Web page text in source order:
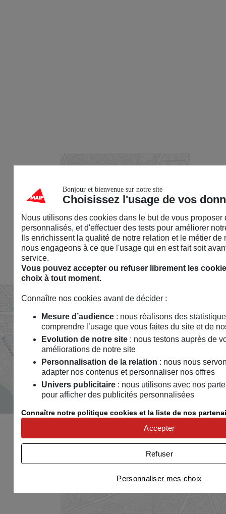
Bonjour et bienvenue sur notre site
Choisissez l'usage de vos
Nous utilisons des cookies dans le but de vous proposer
personnalisés, et d'effectuer des tests pour améliorer
Ils enrichissent la qualité de notre relation et le métier de
nous engageons à ce que l'usage qui en est fait soit
service.
Vous pouvez accepter ou refuser librement les
choix à tout moment.
Connaître nos cookies avant de décider :
Mesure d’audience: nous réalisons des
comprendre l’usage que vous faites du site et de
Evolution de notre site: nous testons auprès de
améliorations de notre site
Personnalisation de la relation : nous nous
adapter nos contenus et personnaliser nos offres
Univers publicitaire: nous utilisons avec nos
pour afficher des publicités personnalisées
Connaître notre politique cookies et la liste de nos
Personnaliser mes choix
Refuser
Accepter